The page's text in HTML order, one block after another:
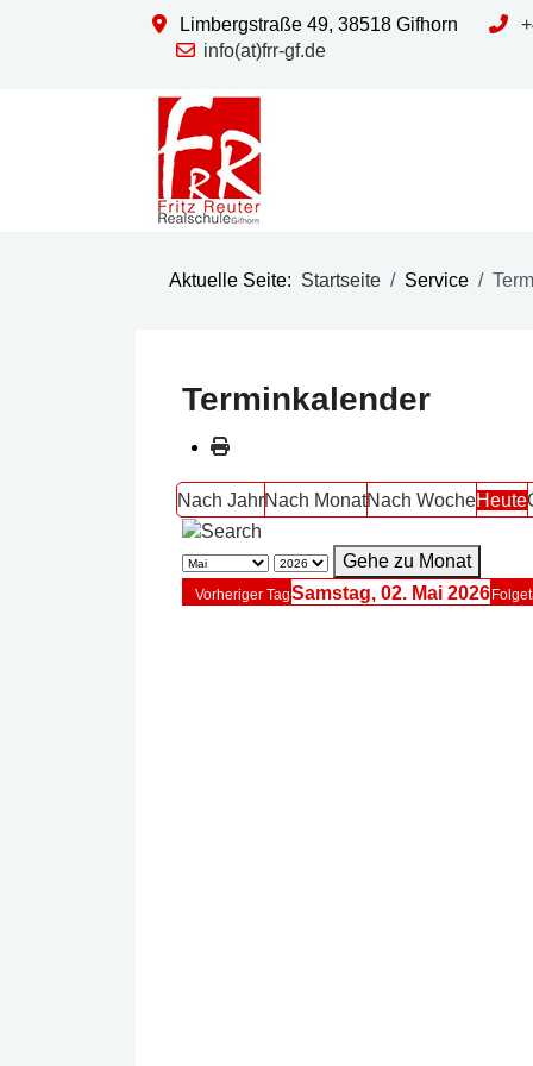
Limbergstraße 49, 38518 Gifhorn
info(at)frr-gf.de
Aktuelle Seite: Startseite Service
Terminkalender
Nach JahrNach MonatNach WocheHeute
Gehe zu Monat
Vorheriger TagSamstag, 02. Mai 2026